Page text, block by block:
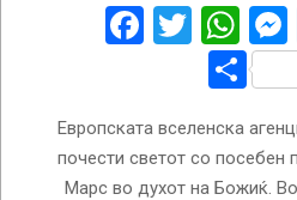
Facebook
Европската вселенска
почести светот со посебен
Марс во духот на Божиќ.